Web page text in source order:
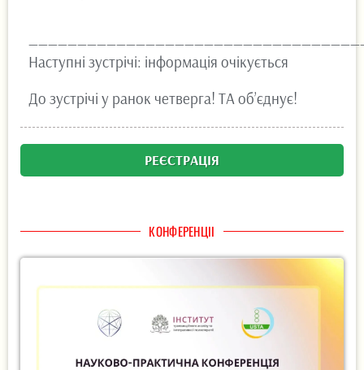
Наступні зустрічі: інформація очікується
До зустрічі у ранок четверга! ТА об’єднує!
РЕЄСТРАЦІЯ
КОНФЕРЕНЦІІ